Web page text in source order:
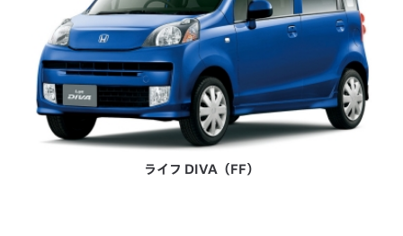
ライフ DIVA（FF）